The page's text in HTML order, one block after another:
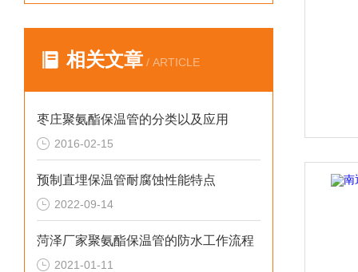
相关文章 / ARTICLE
枣庄聚氨酯保温管的分类以及应用
2016-02-15
预制直埋保温管耐腐蚀性能特点
2022-09-14
菏泽厂家聚氨酯保温管的防水工作流程
2021-01-11